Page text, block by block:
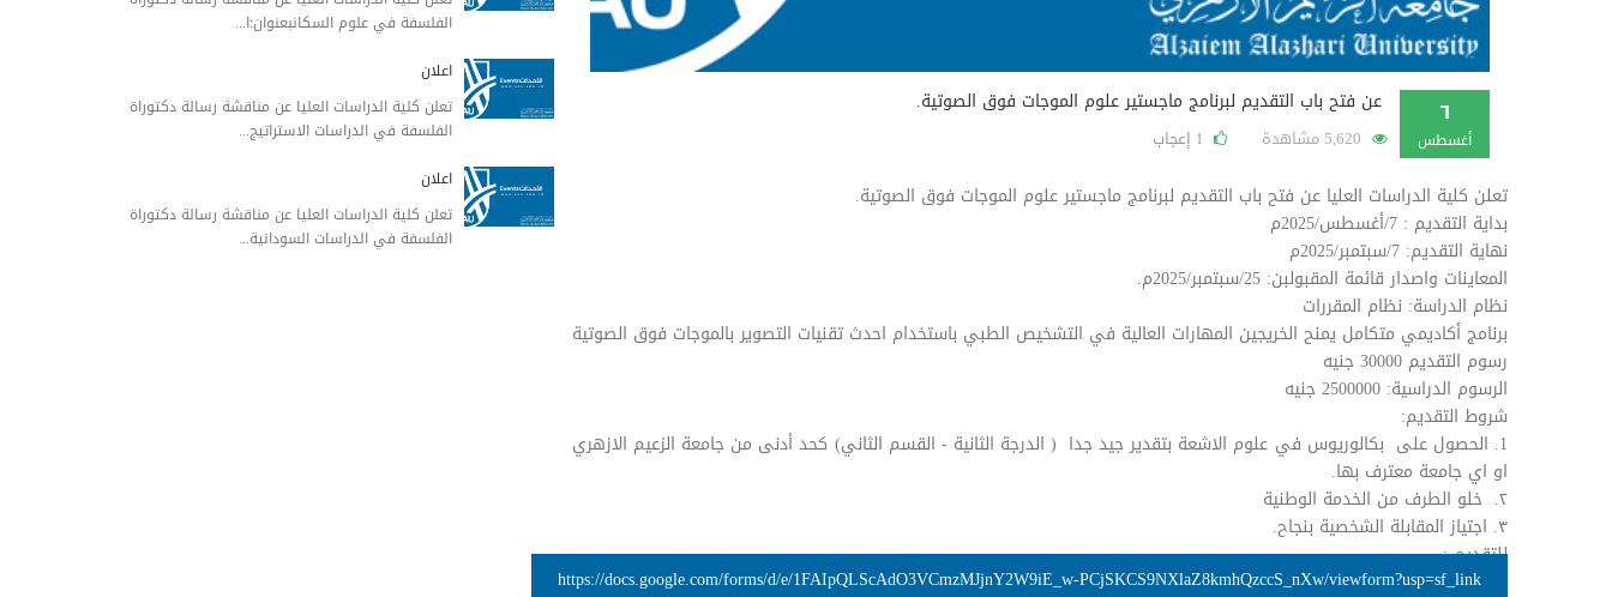
٦
أغسطس
عن فتح باب التقديم لبرنامج ماجستير علوم الموجات فوق الصوتية.
1 إعجاب
تعلن كلية الدراسات العليا عن فتح باب التقديم لبرنامج ماجستير علوم الموجات فوق الصوتية.
بداية التقديم : 7/أغسطس/2025م
نهاية التقديم: 7/سبتمبر/2025م
المعاينات واصدار قائمة المقبولبن: 25/سبتمبر/2025م.
نظام الدراسة: نظام المقررات
برنامج أكاديمي متكامل يمنح الخريجين المهارات العالية في التشخيص الطبي باستخدام احدث تقنيات التصوير بالموجات فوق الصوتية
رسوم التقديم 30000 جنيه
الرسوم الدراسية: 2500000 جنيه
شروط التقديم:
1. الحصول على بكالوريوس في علوم الاشعة بتقدير جيد جدا ( الدرجة الثانية - القسم الثاني) كحد أدنى من جامعة الزعيم الازهري
او اي جامعة معترف بها.
٢. خلو الطرف من الخدمة الوطنية
٣. اجتياز المقابلة الشخصية بنجاح.
للتقديم :
https://docs.google.com/forms/d/e/1FAIpQLScAdO3VCmzMJjnY2W9iE_w-PCjSKCS9NXlaZ8kmhQzccS_nXw/viewform?usp=sf_link
الفلسفة في علوم السكانبعنوان:ا...
اعلان
تعلن كلية الدراسات العليا عن مناقشة رسالة دكتوراة
الفلسفة في الدراسات الاستراتيج...
اعلان
تعلن كلية الدراسات العليا عن مناقشة رسالة دكتوراة
الفلسفة في الدراسات السودانية...